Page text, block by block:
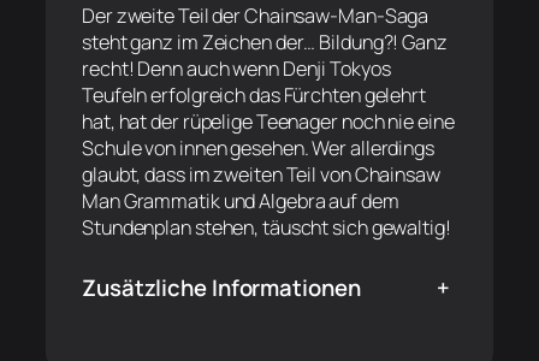
Der zweite Teil der Chainsaw-Man-Saga
steht ganz im Zeichen der… Bildung?! Ganz
recht! Denn auch wenn Denji Tokyos
Teufeln erfolgreich das Fürchten gelehrt
hat, hat der rüpelige Teenager noch nie eine
Schule von innen gesehen. Wer allerdings
glaubt, dass im zweiten Teil von Chainsaw
Man Grammatik und Algebra auf dem
Stundenplan stehen, täuscht sich gewaltig!
Zusätzliche Informationen +